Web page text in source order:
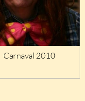
Carnaval 2010